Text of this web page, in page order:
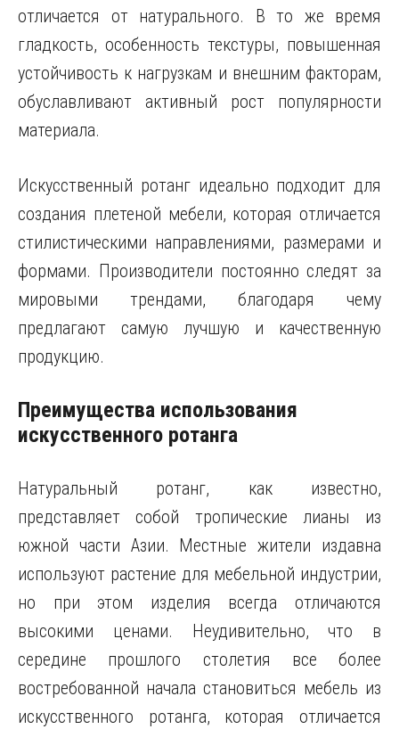
отличается от натурального. В то же время
гладкость, особенность текстуры, повышенная
устойчивость к нагрузкам и внешним факторам,
обуславливают активный рост популярности
материала.
Искусственный ротанг идеально подходит для
создания плетеной мебели, которая отличается
стилистическими направлениями, размерами и
формами. Производители постоянно следят за
мировыми трендами, благодаря чему
предлагают самую лучшую и качественную
продукцию.
Преимущества использования
искусственного ротанга
Натуральный ротанг, как известно,
представляет собой тропические лианы из
южной части Азии. Местные жители издавна
используют растение для мебельной индустрии,
но при этом изделия всегда отличаются
высокими ценами. Неудивительно, что в
середине прошлого столетия все более
востребованной начала становиться мебель из
искусственного ротанга, которая отличается